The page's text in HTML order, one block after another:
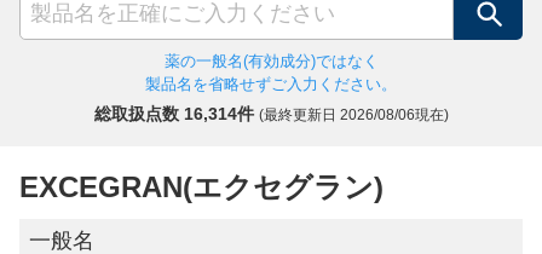
検索
薬の一般名(有効成分)ではなく
製品名を省略せずご入力ください。
総取扱点数 16,314件 (最終更新日 2026/08/06現在)
EXCEGRAN(エクセグラン)
一般名